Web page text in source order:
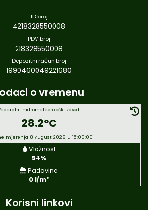
ID broj
4218328550008
PDV broj
218328550008
Depozitni račun broj
1990460049221680
o vremenu
hidrometeorološki zavod
28.2°C
mjerenja 8 August 2026 u 15:00:00
Vlažnost
54%
Padavine
0 l/m²
Korisni linkovi